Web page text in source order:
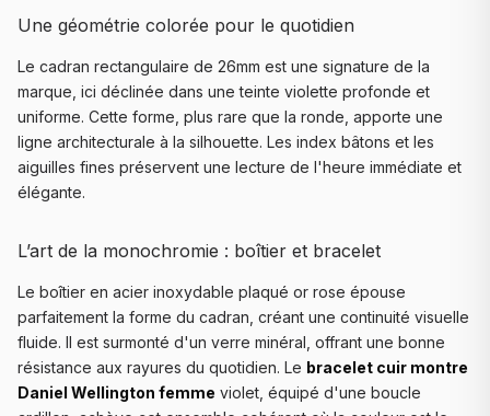
Une géométrie colorée pour le quotidien
Le cadran rectangulaire de 26mm est une signature de la
marque, ici déclinée dans une teinte violette profonde et
uniforme. Cette forme, plus rare que la ronde, apporte une
ligne architecturale à la silhouette. Les index bâtons et les
aiguilles fines préservent une lecture de l'heure immédiate et
élégante.
L’art de la monochromie : boîtier et bracelet
Le boîtier en acier inoxydable plaqué or rose épouse
parfaitement la forme du cadran, créant une continuité visuelle
fluide. Il est surmonté d'un verre minéral, offrant une bonne
résistance aux rayures du quotidien. Le bracelet cuir montre
Daniel Wellington femme violet, équipé d'une boucle